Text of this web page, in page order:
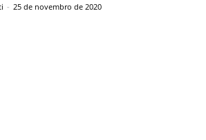
- 25 de novembro de 2020